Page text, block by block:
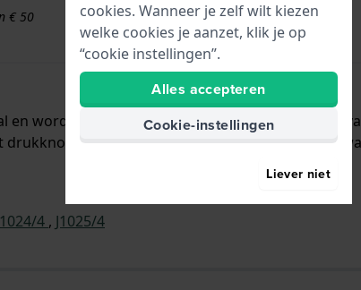
€ 50
en wordt aan het horloge bevestigd door middel
De band heeft geen rechte aanzet
4 , J1025/4
cookies. Wanneer je zelf wilt kiezen
welke cookies je aanzet, klik je op
“cookie instellingen”.
Alles accepteren
Cookie-instellingen
Liever niet